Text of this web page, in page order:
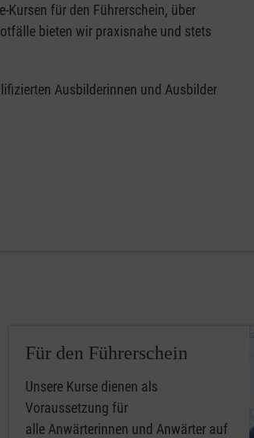
für den Führerschein, über
bieten wir praxisnahe und stets
Ausbilderinnen und Ausbilder
Für den Führerschein
Unsere Kurse dienen als
Voraussetzung für
alle Anwärterinnen und Anwärter auf